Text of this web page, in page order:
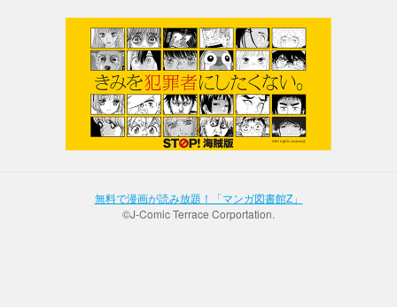
無料で漫画が読み放題！「マンガ図書館Z」
©J-Comic Terrace Corportation.